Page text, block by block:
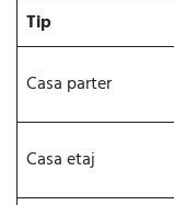
Tip
Casa parter
Casa etaj